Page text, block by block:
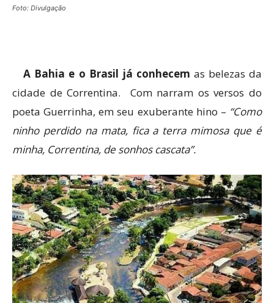
Foto: Divulgação
A Bahia e o Brasil já conhecem as belezas da
cidade de Correntina. Com narram os versos do
poeta Guerrinha, em seu exuberante hino – “Como
ninho perdido na mata, fica a terra mimosa que é
minha, Correntina, de sonhos cascata”.